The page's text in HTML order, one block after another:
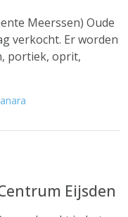
Meerssen) Oude
verkocht. Er worden
portiek, oprit,
Eijsden